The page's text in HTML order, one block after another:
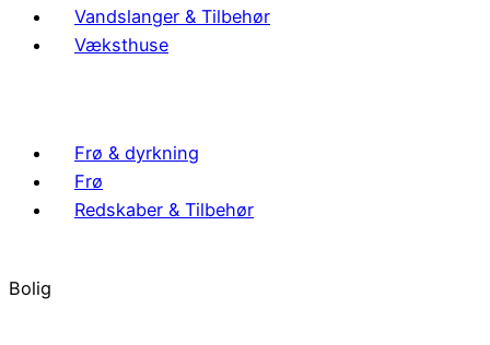
Vandslanger & Tilbehør
Væksthuse
Frø & dyrkning
Frø
Redskaber & Tilbehør
Bolig